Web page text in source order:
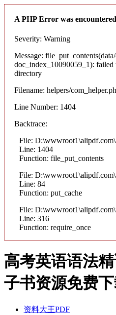
A PHP Error was encountered
Severity: Warning
Message:
doc_index_10090059_1):
directory
Filename: helpers/
Line Number: 1404
Backtrace:
File:
Line: 1404
Function: file_put_contents
File:
Line: 84
Function: put_cache
File:
Line: 316
Function: require_once
高考英语语法
子书资源免费下
资料大王PDF